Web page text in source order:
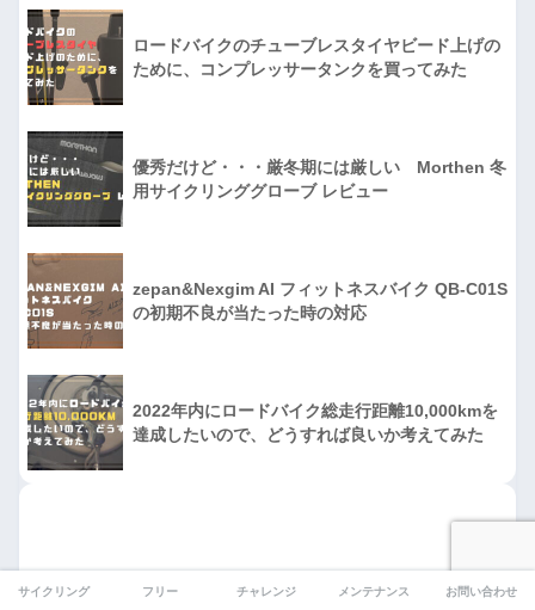
ロードバイクのチューブレスタイヤビード上げの
ために、コンプレッサータンクを買ってみた
優秀だけど・・・厳冬期には厳しい Morthen 冬
用サイクリンググローブ レビュー
zepan&Nexgim AI フィットネスバイク QB-C01S
の初期不良が当たった時の対応
2022年内にロードバイク総走行距離10,000kmを
達成したいので、どうすれば良いか考えてみた
サイクリング フリー チャレンジ メンテナンス お問い合わせ